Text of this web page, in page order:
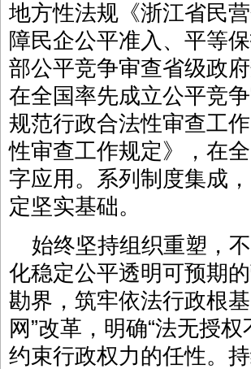
地方性法规《浙江省民
障民企公平准入、平等
部公平竞争审查省级政
在全国率先成立公平竞
规范行政合法性审查工
性审查工作规定》，在
字应用。系列制度集成
定坚实基础。
始终坚持组织重塑，
化稳定公平透明可预期
勘界，筑牢依法行政根
网”改革，明确“法无授
约束行政权力的任性。